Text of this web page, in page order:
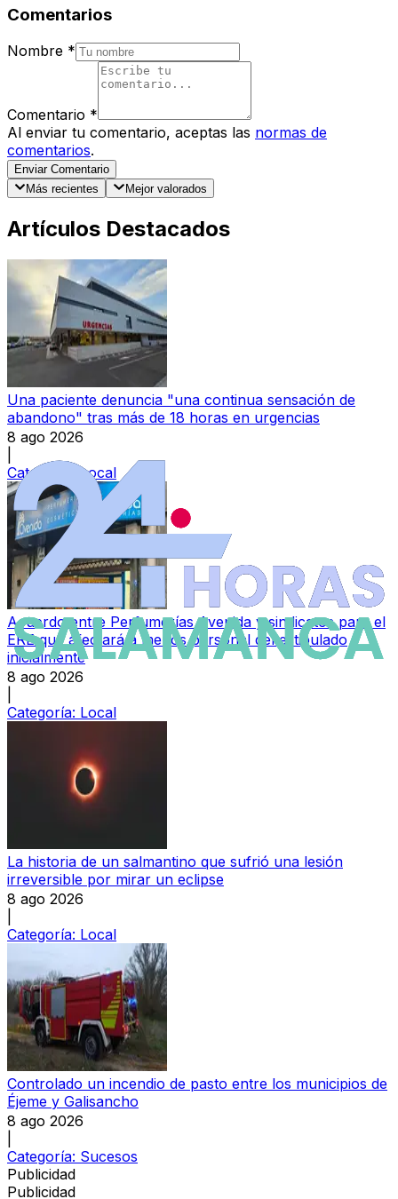
Comentarios
Nombre *
Comentario *
Al enviar tu comentario, aceptas las normas de
comentarios.
Enviar Comentario
Más recientes
Mejor valorados
Artículos Destacados
Una paciente denuncia "una continua sensación de
abandono" tras más de 18 horas en urgencias
8 ago 2026
Categoría:Local
Acuerdo entre Perfumerías Avenida y sindicatos para el
ERE que afectará a menos personal del estipulado
inicialmente
8 ago 2026
Categoría: Local
La historia de un salmantino que sufrió una lesión
irreversible por mirar un eclipse
8 ago 2026
Categoría: Local
Controlado un incendio de pasto entre los municipios de
Éjeme y Galisancho
8 ago 2026
Categoría: Sucesos
Publicidad
Publicidad